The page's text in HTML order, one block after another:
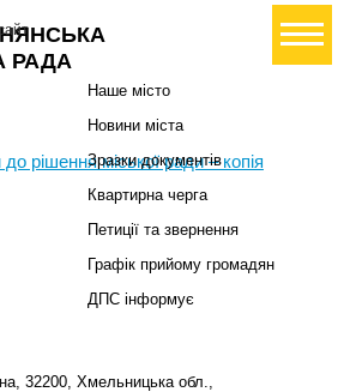
РАДА
петицію
рішення міської ради – копія
Наше місто
Новини міста
Зразки документів
Квартирна черга
Петиції та звернення
Графік прийому громадян
ДПС інформує
32200, Хмельницька обл.,